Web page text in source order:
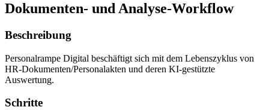
Dokumenten- und Analyse-Workflow
Beschreibung
Personalrampe Digital beschäftigt sich mit dem Lebenszyklus von
HR-Dokumenten/Personalakten und deren KI-gestützte
Auswertung.
Schritte